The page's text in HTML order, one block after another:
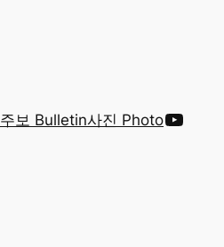
주보 Bulletin사진 Photo